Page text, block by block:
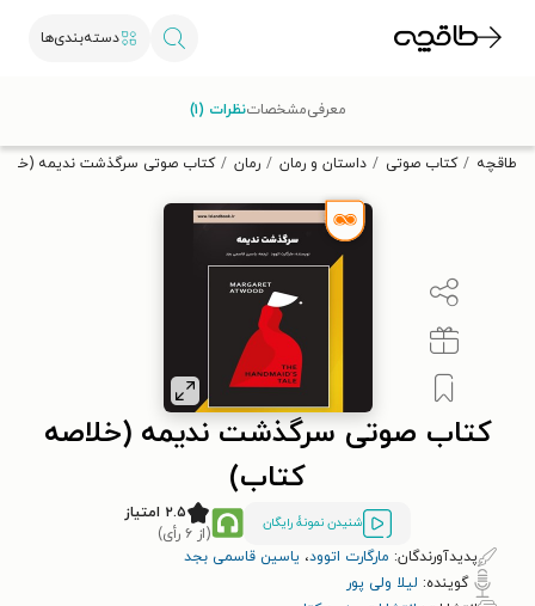
دسته‌بندی‌ها
تخفیف از طاقچه دریافت کن.
طاقچه کتاب صوتی داستان و رمان رمان کتاب صوتی سرگذشت ندیمه
کتاب صوتی سرگذشت ندیمه (خلاصه
کتاب)
شنیدن نمونۀ رایگان
۲.۵ امتیاز
(از ۶ رأی)
پدیدآورندگان: مارگارت اتوود، یاسین قاسمی بجد
گوینده: لیلا ولی پور
معرفیمشخصاتنظرات (۱)